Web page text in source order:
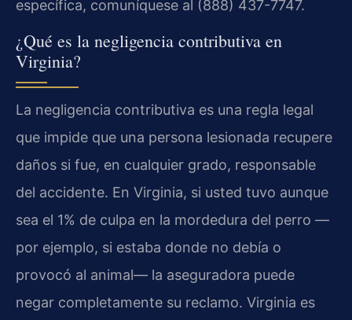
específica, comuníquese al (888) 437-7747.
¿Qué es la negligencia contributiva en
Virginia?
La negligencia contributiva es una regla legal
que impide que una persona lesionada recupere
daños si fue, en cualquier grado, responsable
del accidente. En Virginia, si usted tuvo aunque
sea el 1% de culpa en la mordedura del perro —
por ejemplo, si estaba donde no debía o
provocó al animal— la aseguradora puede
negar completamente su reclamo. Virginia es